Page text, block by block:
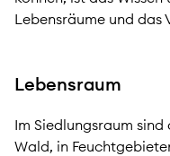
Lebensräume und das
Lebensraum
Im Siedlungsraum
Wald, in